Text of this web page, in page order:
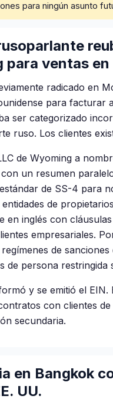
para ningún asunto
para ventas en
radicado en
para facturar
ser categorizado
ruso. Los clientes
de Wyoming a
un resumen
de SS-4 para
de
en inglés con
empresariales.
de
de persona restringida
y se emitió el
con clientes
secundaria.
en Bangkok
UU.